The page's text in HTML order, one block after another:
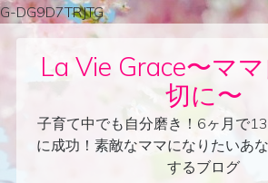
G-DG9D7TRJTG
Skip to content
La Vie Grace〜マ
切に〜
子育て中でも自分磨き！6ヶ月で
に成功！素敵なママになりたいあ
するブログ